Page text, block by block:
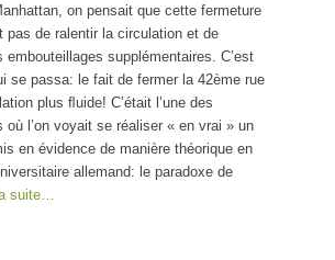
on pensait que cette fermeture
pas de ralentir la circulation et de
embouteillages supplémentaires. C’est
se passa: le fait de fermer la 42ème rue
plus ﬂuide! C’était l’une des
où l’on voyait se réaliser « en vrai » un
en évidence de manière théorique en
allemand: le paradoxe de
suite…